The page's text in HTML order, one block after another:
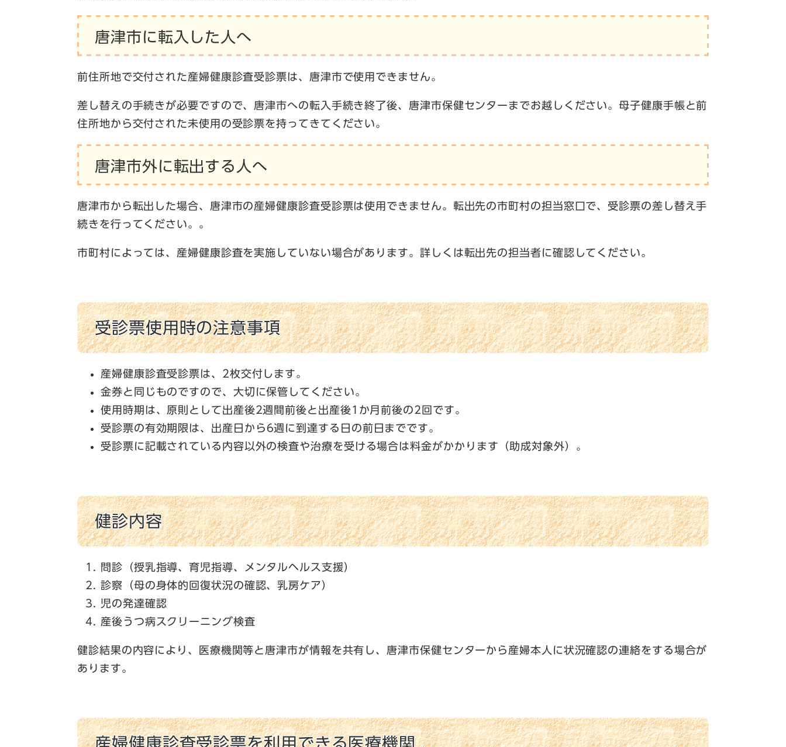
唐津市に転入した人へ
前住所地で交付された産婦健康診査受診票は、唐津市で使用できません。
差し替えの手続きが必要ですので、唐津市への転入手続き終了後、唐津市保健センターまでお越しください。母子健康手帳と前
住所地から交付された未使用の受診票を持ってきてください。
唐津市外に転出する人へ
唐津市から転出した場合、唐津市の産婦健康診査受診票は使用できません。転出先の市町村の担当窓口で、受診票の差し替え手
続きを行ってください。。
市町村によっては、産婦健康診査を実施していない場合があります。詳しくは転出先の担当者に確認してください。
受診票使用時の注意事項
産婦健康診査受診票は、2枚交付します。
金券と同じものですので、大切に保管してください。
使用時期は、原則として出産後2週間前後と出産後1か月前後の2回です。
受診票の有効期限は、出産日から6週に到達する日の前日までです。
受診票に記載されている内容以外の検査や治療を受ける場合は料金がかかります（助成対象外）。
健診内容
問診（授乳指導、育児指導、メンタルヘルス支援）
診察（母の身体的回復状況の確認、乳房ケア）
児の発達確認
産後うつ病スクリーニング検査
健診結果の内容により、医療機関等と唐津市が情報を共有し、唐津市保健センターから産婦本人に状況確認の連絡をする場合が
あります。
産婦健康診査受診票を利用できる医療機関